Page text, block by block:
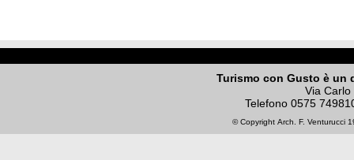
Turismo con Gusto è un
Via
Telefono 0575
© Copyright Arch. F. Venturucci